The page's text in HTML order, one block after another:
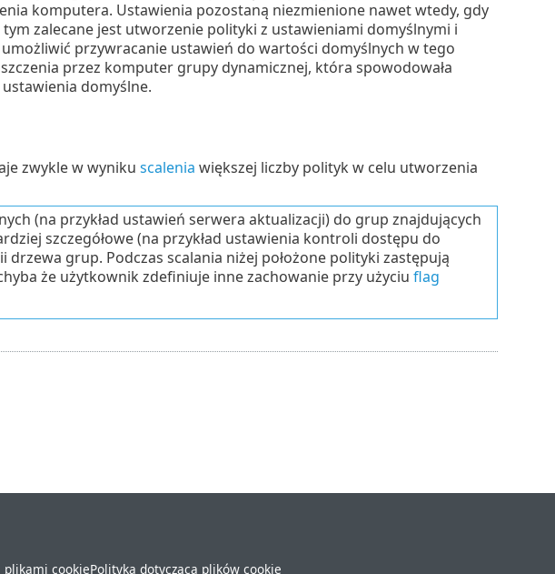
komputera. Ustawienia pozostaną niezmienione nawet wtedy, gdy
zalecane jest utworzenie polityki z ustawieniami domyślnymi i
umożliwić przywracanie ustawień do wartości domyślnych w tego
przez komputer grupy dynamicznej, która spowodowała
domyślne.
zwykle w wyniku scalenia większej liczby polityk w celu utworzenia
(na przykład ustawień serwera aktualizacji) do grup znajdujących
szczegółowe (na przykład ustawienia kontroli dostępu do
drzewa grup. Podczas scalania niżej położone polityki zastępują
że użytkownik zdefiniuje inne zachowanie przy użyciu flag
plikami cookiePolityka dotycząca plików cookie